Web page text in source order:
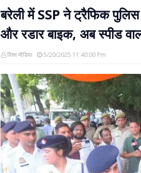
बरेली में SSP ने ट्रैफिक
और रडार बाइक, अब स्पीड
विश्व मीडिया 5/20/2025 11:40:00 Pm